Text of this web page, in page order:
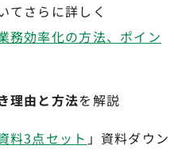
さらに詳しく
務効率化の方法、ポイン
理由と方法を解説
料3点セット 」資料ダウン